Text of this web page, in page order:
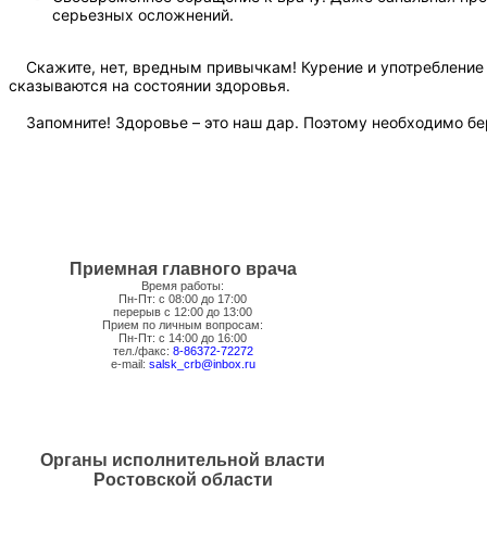
серьезных осложнений.
Скажите, нет, вредным привычкам! Курение и употребление
сказываются на состоянии здоровья.
Запомните! Здоровье – это наш дар. Поэтому необходимо
Приемная главного врача
Время работы:
Пн-Пт: с 08:00 до 17:00
перерыв с 12:00 до 13:00
Прием по личным вопросам:
Пн-Пт: с 14:00 до 16:00
тел./факс: 8-86372-72272
e-mail: salsk_crb@inbox.ru
Органы исполнительной власти
Ростовской области